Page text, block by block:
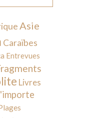
Asie
Caraïbes
Entrevues
Livres